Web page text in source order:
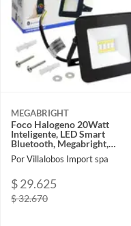
MEGABRIGHT
Foco Halogeno 20Watt
Inteligente, LED Smart
Bluetooth, Megabright,
Colorfull. En Caja
Por Villalobos Import spa
$ 29.625
$ 32.670